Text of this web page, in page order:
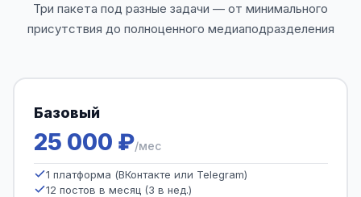
Три пакета под разные задачи — от минимального
присутствия до полноценного медиаподразделения
Базовый
25 000 ₽/мес
1 платформа (ВКонтакте или Telegram)
12 постов в месяц (3 в нед.)